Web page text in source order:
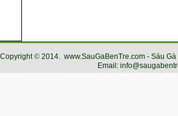
Copyright© 2014. www.SauGaBenTre.com - Sáu
Email: